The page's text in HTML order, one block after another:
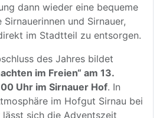
dann wieder eine bequeme
und Sirnauer,
im Stadtteil zu entsorgen.
des Jahres bildet
im Freien“ am 13.
Uhr im Sirnauer Hof. In
im Hofgut Sirnau bei
lässt sich die Adventszeit